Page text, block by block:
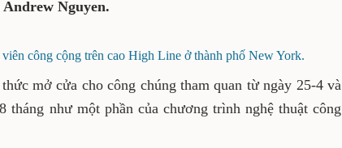
Andrew Nguyen.
công cộng trên cao High Line ở thành phố New York.
mở cửa cho công chúng tham quan từ ngày 25-4 và
như một phần của chương trình nghệ thuật công